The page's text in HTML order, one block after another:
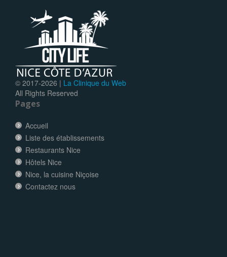
© 2017-2026 | La Clinique du Web
All Rights Reserved
Pages
Accueil
Liste des établissements
Restaurants Nice
Hôtels Nice
Nice, la cuisine Niçoise
Contactez nous